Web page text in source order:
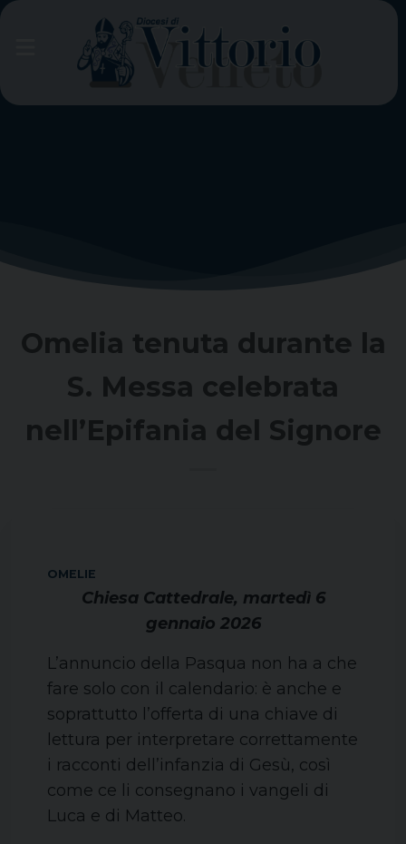
Skip
Omelia tenuta durante la
S. Messa celebrata
nell’Epifania del Signore
OMELIE
Chiesa Cattedrale, martedì 6
gennaio 2026
L’annuncio della Pasqua non ha a che
fare solo con il calendario: è anche e
soprattutto l’offerta di una chiave di
lettura per interpretare correttamente
i racconti dell’infanzia di Gesù, così
come ce li consegnano i vangeli di
Luca e di Matteo.